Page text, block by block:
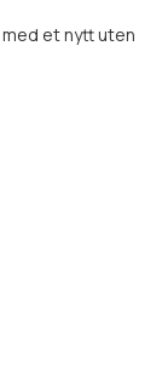
et nytt uten